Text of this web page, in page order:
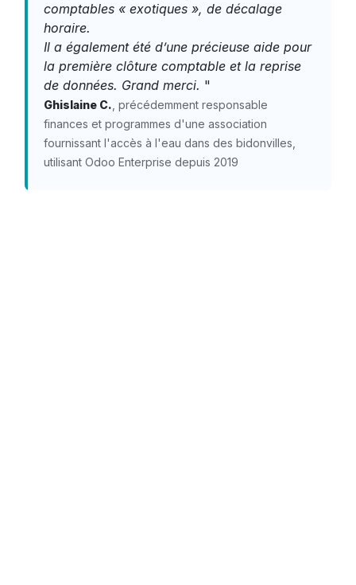
comptables « exotiques », de décalage
horaire.
Il a également été d’une précieuse aide pour
la première clôture comptable et la reprise
de données. Grand merci. "
Ghislaine C. , précédemment responsable
finances et programmes d'une association
fournissant l'accès à l'eau dans des bidonvilles,
utilisant Odoo Enterprise depuis 2019